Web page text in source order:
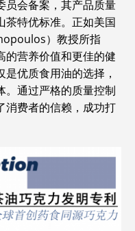
员会备案，其产品质量
茶特优标准。正如美国
）教授所指
的营养价值和更佳的健
优质食用油的选择，
。通过严格的质量控制
消费者的信赖，成功打